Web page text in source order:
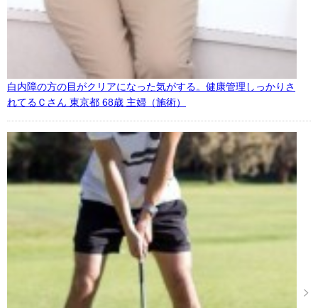
白内障の方の目がクリアになった気がする。健康管理しっかりさ
れてるＣさん 東京都 68歳 主婦（施術）